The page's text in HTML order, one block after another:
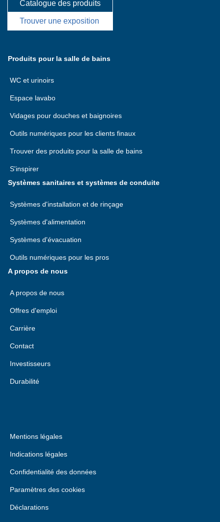
Catalogue des produits
Trouver une exposition
Produits pour la salle de bains
WC et urinoirs
Espace lavabo
Vidages pour douches et baignoires
Outils numériques pour les clients finaux
Trouver des produits pour la salle de bains
S'inspirer
Systèmes sanitaires et systèmes de conduite
Systèmes d'installation et de rinçage
Systèmes d'alimentation
Systèmes d'évacuation
Outils numériques pour les pros
A propos de nous
A propos de nous
Offres d'emploi
Carrière
Contact
Investisseurs
Durabilité
Mentions légales
Indications légales
Confidentialité des données
Paramètres des cookies
Déclarations